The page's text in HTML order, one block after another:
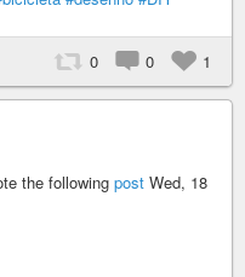
0 0 1
the following post Wed, 18